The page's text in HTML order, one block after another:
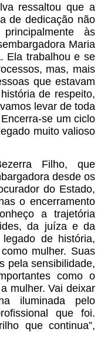
ressaltou que a
de dedicação não
às
Maria
Ela trabalhou e se
mas, mais
que estavam
de respeito,
levar de toda
se um ciclo
muito valioso
Filho, que
desde os
do Estado,
o encerramento
a trajetória
da juíza e da
de história,
mulher. Suas
pela sensibilidade,
como o
mulher. Vai deixar
iluminada pelo
que foi.
que continua”,